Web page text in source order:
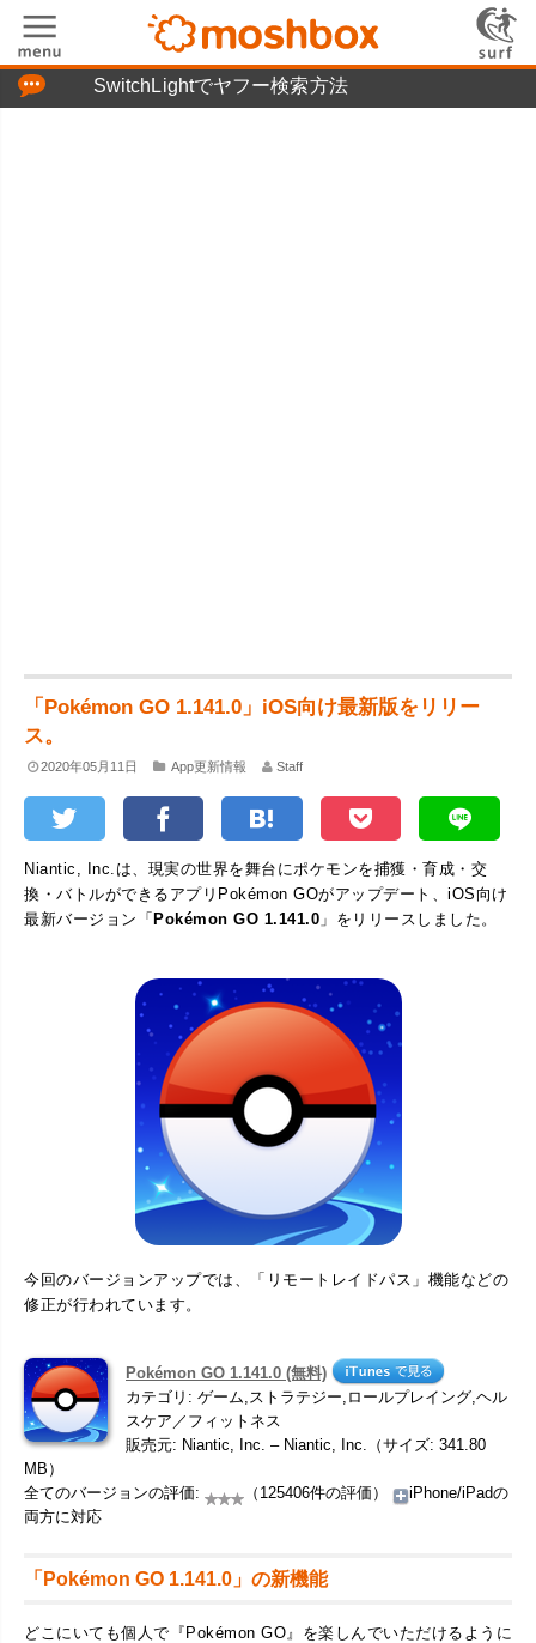
SwitchLightでヤフー検索方法
「Pokémon GO 1.141.0」iOS向け最新版をリリー
ス。
2020年05月11日 App更新情報 Staff
Niantic, Inc.は、現実の世界を舞台にポケモンを捕獲・育成・交
換・バトルができるアプリPokémon GOがアップデート、iOS向け
最新バージョン「Pokémon GO 1.141.0 」をリリースしました。
今回のバージョンアップでは、「リモートレイドパス」機能などの
修正が行われています。
Pokémon GO 1.141.0 (無料)
カテゴリ: ゲーム,ストラテジー,ロールプレイング,ヘル
スケア／フィットネス
販売元: Niantic, Inc. – Niantic, Inc.（サイズ: 341.80
MB）
全てのバージョンの評価:
（125406件の評価）
iPhone/iPadの
両方に対応
「Pokémon GO 1.141.0」の新機能
どこにいても個人で『Pokémon GO』を楽しんでいただけるように
「つぶやき」の使い方